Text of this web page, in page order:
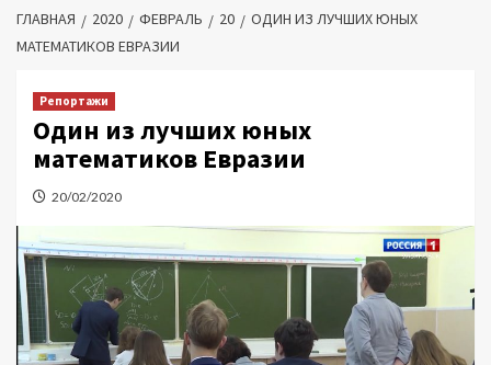
ГЛАВНАЯ 2020 ФЕВРАЛЬ 20
ОДИН ИЗ ЛУЧШИХ ЮНЫХ
МАТЕМАТИКОВ ЕВРАЗИИ
Репортажи
Один из лучших юных
математиков Евразии
20/02/2020